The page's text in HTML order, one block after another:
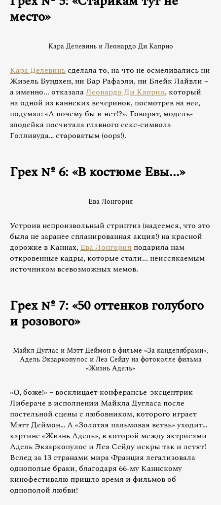
место»
Кара Делевинь и Леонардо Ди Каприо
Кара Делевиньсделала то, на что не осмеливались ни
Жизель Бундхен, ни Бар Рафаэли, ни Блейк Лайвли –
а именно... отказалаЛеонардо Ди Каприо, который
на одной из каннских вечеринок, посмотрев на нее,
подумал: «А почему бы и нет!?». Говорят, модель-
злодейка посчитала главного секс-символа
Голливуда… староватым (oops!).
Грех № 6: «В костюме Евы...»
Ева Лонгория
Устроив непроизвольный стриптиз (надеемся, что это
была не заранее спланированная акция!) на красной
дорожке в Каннах,Ева Лонгория подарила нам
откровенные кадры, которые стали... неиссякаемым
источником всевозможных мемов.
Грех № 7: «50 оттенков голубого
и розового»
Майкл Дуглас и Мэтт Деймон в фильме «За канделябрами»,
Адель Экзаркопулос и Леа Сейду на фотоколле фильма
«Жизнь Адель»
«О, боже!» – восклицает конферансье-эксцентрик
Либераче в исполнении Майкла Дугласа после
постельной сцены с любовником, которого играет
Мэтт Деймон… А «Золотая пальмовая ветвь» уходит…
картине «Жизнь Адель», в которой между актрисами
Адель Экзаркопулос и Леа Сейду искры так и летят!
Вслед за 13 странами мира Франция легализовала
однополые браки, благодаря 66-му Каннскому
кинофестивалю пришло время и фильмов об
однополой любви!